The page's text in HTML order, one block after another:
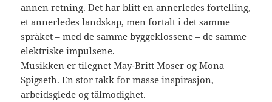
annen retning. Det har blitt en annerledes fortelling,
et annerledes landskap, men fortalt i det samme
språket – med de samme byggeklossene – de samme
elektriske impulsene.
Musikken er tilegnet May-Britt Moser og Mona
Spigseth. En stor takk for masse inspirasjon,
arbeidsglede og tålmodighet.